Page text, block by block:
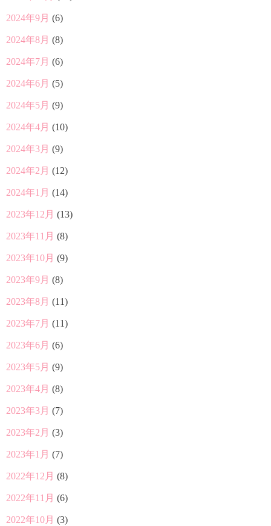
2024年9月 (6)
2024年8月 (8)
2024年7月 (6)
2024年6月 (5)
2024年5月 (9)
2024年4月 (10)
2024年3月 (9)
2024年2月 (12)
2024年1月 (14)
2023年12月 (13)
2023年11月 (8)
2023年10月 (9)
2023年9月 (8)
2023年8月 (11)
2023年7月 (11)
2023年6月 (6)
2023年5月 (9)
2023年4月 (8)
2023年3月 (7)
2023年2月 (3)
2023年1月 (7)
2022年12月 (8)
2022年11月 (6)
2022年10月 (3)